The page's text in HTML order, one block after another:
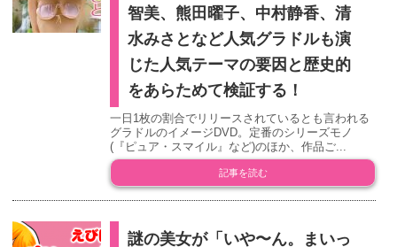
智美、熊田曜子、中村静香、清
水みさとなど人気グラドルも演
じた人気テーマの要因と歴史的
をあらためて検証する！
一日1枚の割合でリリースされているとも言われる
グラドルのイメージDVD。定番のシリーズモノ
(『ピュア・スマイル』など)のほか、作品ご...
記事を読む
謎の美女が「いや〜ん。まいっ